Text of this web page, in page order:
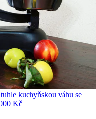
kuchyňskou váhu se
Kč